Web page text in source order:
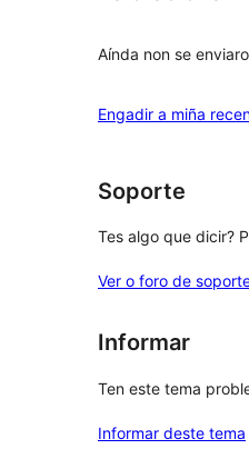
Aínda non se
Engadir a miña
Soporte
Tes algo que dicir?
Ver o foro de
Informar
Ten este tema
Informar deste tema